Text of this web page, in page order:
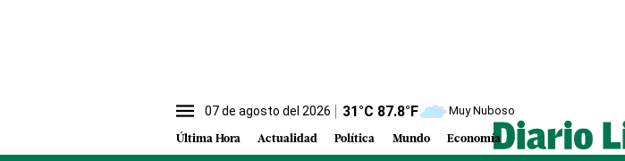
07 de agosto del 2026 31°C 87.8°F Muy Nuboso
Última Hora Actualidad Política Mundo Economía